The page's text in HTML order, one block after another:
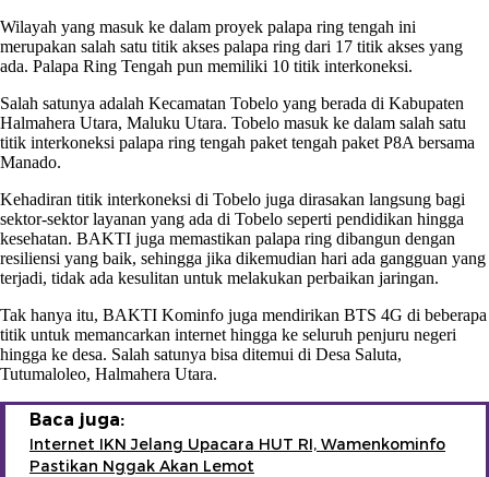
Wilayah yang masuk ke dalam proyek palapa ring tengah ini
merupakan salah satu titik akses palapa ring dari 17 titik akses yang
ada. Palapa Ring Tengah pun memiliki 10 titik interkoneksi.
Salah satunya adalah Kecamatan Tobelo yang berada di Kabupaten
Halmahera Utara, Maluku Utara. Tobelo masuk ke dalam salah satu
titik interkoneksi palapa ring tengah paket tengah paket P8A bersama
Manado.
Kehadiran titik interkoneksi di Tobelo juga dirasakan langsung bagi
sektor-sektor layanan yang ada di Tobelo seperti pendidikan hingga
kesehatan. BAKTI juga memastikan palapa ring dibangun dengan
resiliensi yang baik, sehingga jika dikemudian hari ada gangguan yang
terjadi, tidak ada kesulitan untuk melakukan perbaikan jaringan.
Tak hanya itu, BAKTI Kominfo juga mendirikan BTS 4G di beberapa
titik untuk memancarkan internet hingga ke seluruh penjuru negeri
hingga ke desa. Salah satunya bisa ditemui di Desa Saluta,
Tutumaloleo, Halmahera Utara.
Baca juga:
Internet IKN Jelang Upacara HUT RI, Wamenkominfo
Pastikan Nggak Akan Lemot